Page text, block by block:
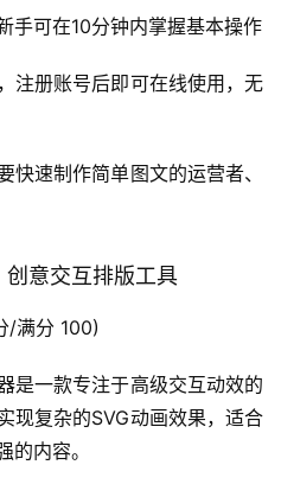
手可在10分钟内掌握基本操作
注册账号后即可在线使用，无
快速制作简单图文的运营者、
意交互排版工具
/满分 100)
是一款专注于高级交互动效的
现复杂的SVG动画效果，适合
内容。